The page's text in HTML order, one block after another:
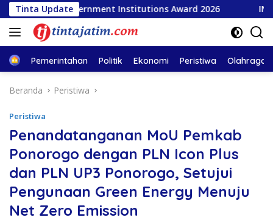
Langsung
ke
konten
Tinta Update
Government Institutions Award 2026 INSA
HomePemerintahan Politik Ekonomi Peristiwa Olahraga
Beranda Peristiwa
Peristiwa
Penandatanganan MoU Pemkab
Ponorogo dengan PLN Icon Plus
dan PLN UP3 Ponorogo, Setujui
Pengunaan Green Energy Menuju
Net Zero Emission